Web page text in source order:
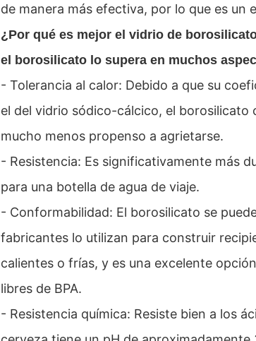
de manera más efectiva, por lo que es un
¿Por qué es mejor el vidrio de
el borosilicato lo supera en muchos
- Tolerancia al calor: Debido a que su
el del vidrio sódico-cálcico, el borosilicato
mucho menos propenso a agrietarse.
- Resistencia: Es significativamente más
para una botella de agua de viaje.
- Conformabilidad: El borosilicato se
fabricantes lo utilizan para construir
calientes o frías, y es una excelente
libres de BPA.
- Resistencia química: Resiste bien a los